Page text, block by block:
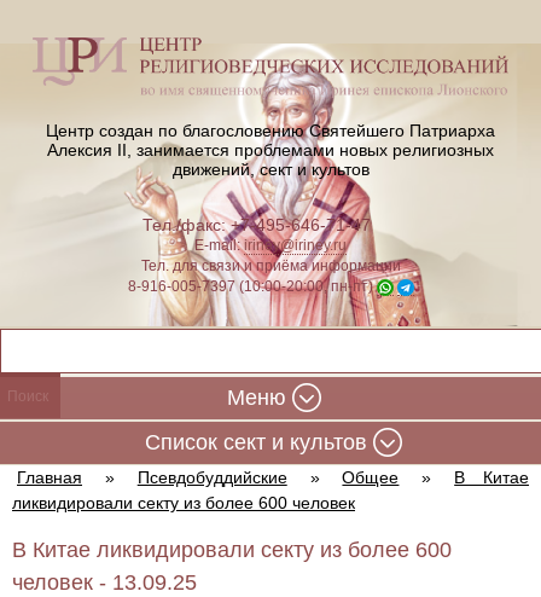
Центр создан по благословению Святейшего Патриарха
Алексия II, занимается проблемами новых религиозных
движений, сект и культов
Тел./факс: +7-495-646-71-47
E-mail:iriney@iriney.ru
Тел. для связи и приёма информации
8-916-005-7397 (10:00-20:00, пн-пт)
Меню
Cписок сект и культов
Главная » Псевдобуддийские » Общее »
В Китае
ликвидировали секту из более 600 человек
В Китае ликвидировали секту из более 600
человек - 13.09.25